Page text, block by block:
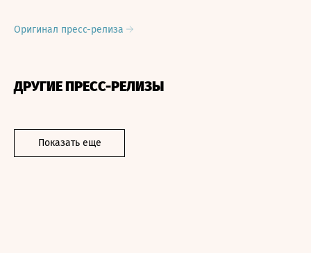
Оригинал пресс-релиза
ДРУГИЕ ПРЕСС-РЕЛИЗЫ
Показать еще